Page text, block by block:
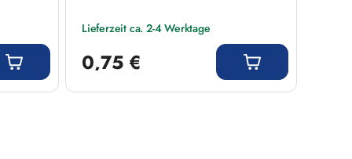
Lieferzeit ca. 2-4 Werktage
0,75 €